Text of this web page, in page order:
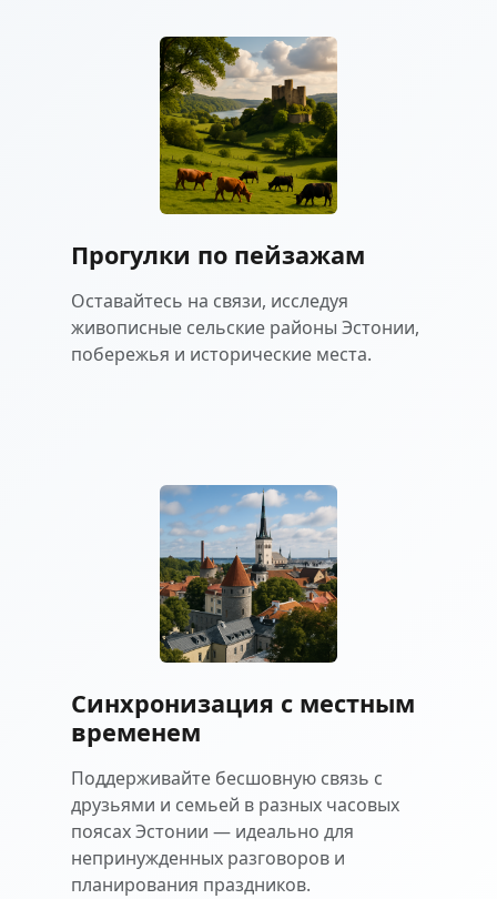
Прогулки по пейзажам
Оставайтесь на связи, исследуя
живописные сельские районы Эстонии,
побережья и исторические места.
Синхронизация с местным
временем
Поддерживайте бесшовную связь с
друзьями и семьей в разных часовых
поясах Эстонии — идеально для
непринужденных разговоров и
планирования праздников.